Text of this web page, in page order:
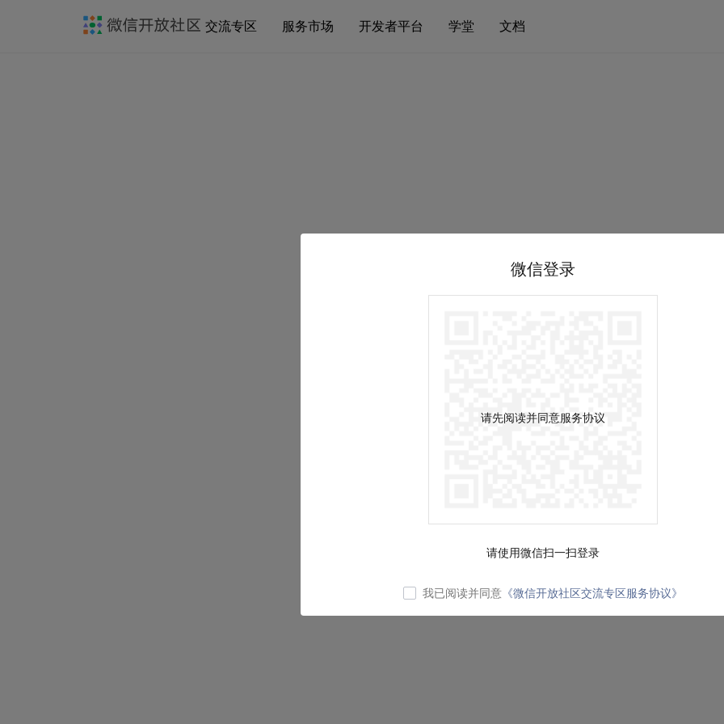
交流专区 服务市场 开发者平台 学堂 文档
微信登录
请先阅读并同意服务协议
请使用微信扫一扫登录
我已阅读并同意 《微信开放社区交流专区服务协议》